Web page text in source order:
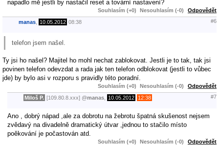
napadlo mě jestli by nastačil reset a tovární nastavení?
Souhlasím (+0) Nesouhlasím (-0) Odpovědět
manas 10.05.2012 08:38 #6
telefon jsem našel.
Ty jsi ho našel? Majitel ho mohl nechat zablokovat. Jestli je to tak, tak jsi
povinen telefon odevzdat a rada jak ten telefon odblokovat (jestli to vůbec
jde) by bylo asi v rozporu s pravidly této poradní.
Souhlasím (+0) Nesouhlasím (-0) Odpovědět
Miloš P. [109.80.8.xxx] @manas 10.05.2012 12:38 #7
Ano , dobrý nápad ,ale za dobrotu na žebrotu špatná skušenost nejsem
zvědavý na divadelně dramatický útvar ,jednou to stačilo místo
poěkování je počastován atd.
Souhlasím (+0) Nesouhlasím (-0) Odpovědět